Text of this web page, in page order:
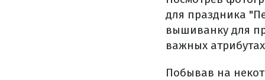
для праздника
вышиванку для
важных
Побывав на